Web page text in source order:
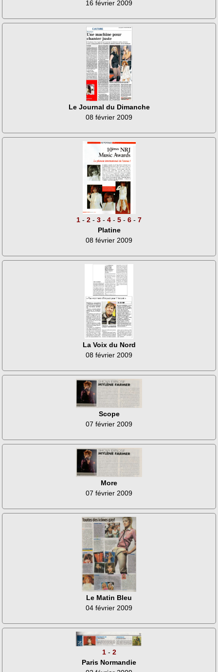
16 février 2009
Le Journal du Dimanche
08 février 2009
1 - 2 - 3 - 4 - 5 - 6 - 7
Platine
08 février 2009
La Voix du Nord
08 février 2009
Scope
07 février 2009
More
07 février 2009
Le Matin Bleu
04 février 2009
1- 2
Paris Normandie